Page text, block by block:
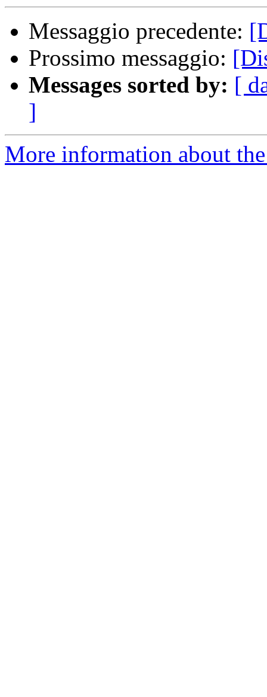
Messaggio precedente:
Prossimo messaggio:
Messages sorted by: [
]
More information about